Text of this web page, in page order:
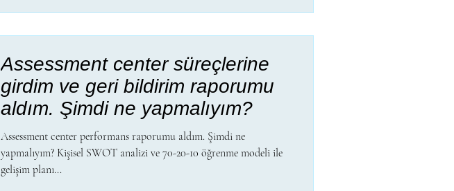
Assessment center süreçlerine
girdim ve geri bildirim raporumu
aldım. Şimdi ne yapmalıyım?
Assessment center performans raporumu aldım. Şimdi ne
yapmalıyım? Kişisel SWOT analizi ve 70-20-10 öğrenme modeli ile
gelişim planı...